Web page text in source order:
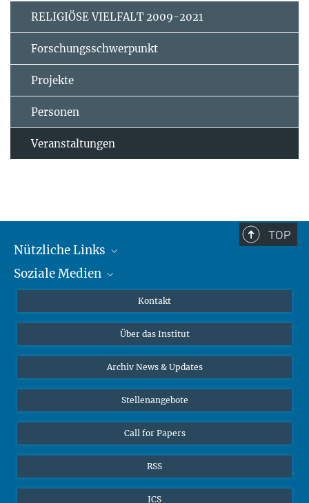
RELIGIÖSE VIELFALT 2009-2021
Forschungsschwerpunkt
Projekte
Personen
Veranstaltungen
TOP
Nützliche Links
MMG Alumni Corner
Online-Vorträge
Interviews zum Thema "Diversity"
Soziale Medien
Bluesky
Kontakt
Über das Institut
Archiv News & Updates
Stellenangebote
Call for Papers
RSS
ICS